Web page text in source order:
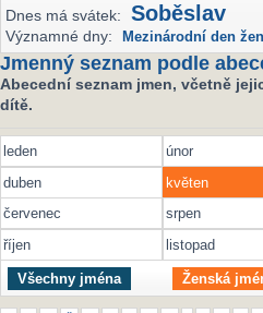
Dnes má svátek: Soběslav
Významné dny: Mezinárodní den
Jmenný seznam podle
Abecední seznam jmen, včetně
dítě.
leden únor
duben
květen
červenec
srpen
říjen
listopad
Všechny jména Ženská